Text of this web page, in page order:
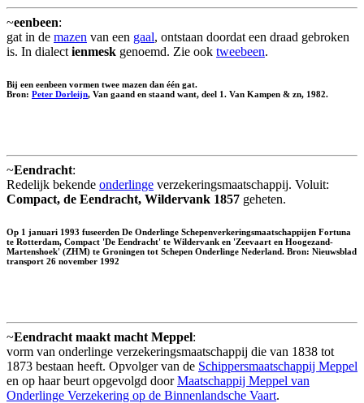
~eenbeen:
gat in de mazen van een gaal, ontstaan doordat een draad gebroken
is. In dialect ienmesk genoemd. Zie ook tweebeen.
Bij een eenbeen vormen twee mazen dan één gat.
Bron: Peter Dorleijn, Van gaand en staand want, deel 1. Van Kampen & zn, 1982.
~Eendracht:
Redelijk bekende onderlinge verzekeringsmaatschappij. Voluit:
Compact, de Eendracht, Wildervank 1857 geheten.
Op 1 januari 1993 fuseerden De Onderlinge Schepenverkeringsmaatschappijen Fortuna
te Rotterdam, Compact 'De Eendracht' te Wildervank en 'Zeevaart en Hoogezand-
Martenshoek' (ZHM) te Groningen tot Schepen Onderlinge Nederland. Bron: Nieuwsblad
transport 26 november 1992
~Eendracht maakt macht Meppel:
vorm van onderlinge verzekeringsmaatschappij die van 1838 tot
1873 bestaan heeft. Opvolger van de Schippersmaatschappij Meppel
en op haar beurt opgevolgd doorMaatschappij Meppel van
Onderlinge Verzekering op de Binnenlandsche Vaart.